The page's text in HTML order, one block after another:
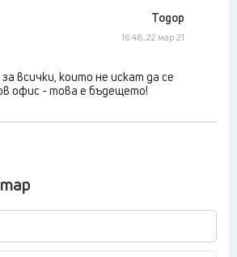
Тодор
16:48, 22 мар 21
всички, които не искат да се
офис - това е бъдещето!